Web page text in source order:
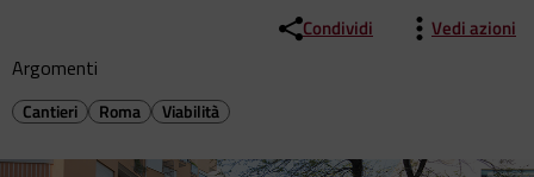
Condividi Vedi azioni
Argomenti
Cantieri Roma Viabilità